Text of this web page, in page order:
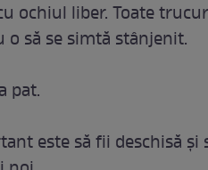
ochiul liber. Toate
să se simtă stânjenit.
pat.
este să fii deschisă şi